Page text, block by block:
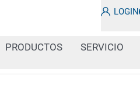
LOGIN
PRODUCTOS SERVICIO